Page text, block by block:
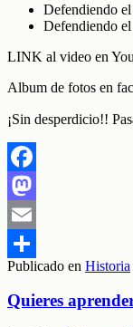
Defendiendo
Defendiendo
LINK al video en
Album de fotos en
¡Sin desperdicio!!
Facebook
Mastodon
Email
Compartir
Publicado en Historia
Quieres